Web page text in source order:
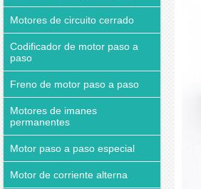
Motores de circuito cerrado
Codificador de motor paso a
paso
Freno de motor paso a paso
Motores de imanes
permanentes
Motor paso a paso especial
Motor de corriente alterna